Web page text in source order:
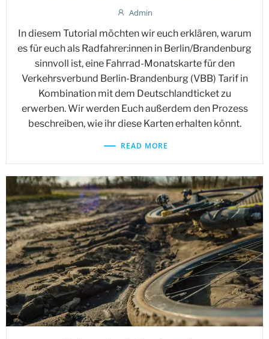
Admin
In diesem Tutorial möchten wir euch erklären, warum
es für euch als Radfahrer:innen in Berlin/Brandenburg
sinnvoll ist, eine Fahrrad-Monatskarte für den
Verkehrsverbund Berlin-Brandenburg (VBB) Tarif in
Kombination mit dem Deutschlandticket zu
erwerben. Wir werden Euch außerdem den Prozess
beschreiben, wie ihr diese Karten erhalten könnt.
READ MORE